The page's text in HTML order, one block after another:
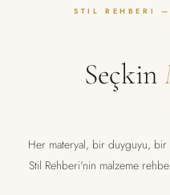
STIL REHBERI —
Seçkin
Her materyal, bir duyguyu, bir
Stil Rehberi'nin malzeme